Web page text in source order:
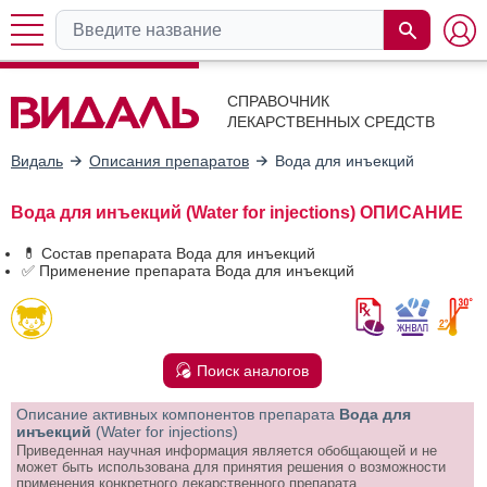
СПРАВОЧНИК
ЛЕКАРСТВЕННЫХ СРЕДСТВ
Видаль Описания препаратов Вода для инъекций
Вода для инъекций (Water for injections) ОПИСАНИЕ
💊 Состав препарата Вода для инъекций
✅ Применение препарата Вода для инъекций
Поиск аналогов
Описание активных компонентов препарата Вода для
инъекций (Water for injections)
Приведенная научная информация является обобщающей и не
может быть использована для принятия решения о возможности
применения конкретного лекарственного препарата.